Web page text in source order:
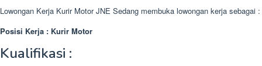
Lowongan Kerja Kurir Motor JNE Sedang membuka lowongan kerja sebagai :
Posisi Kerja : Kurir Motor
Kualifikasi :